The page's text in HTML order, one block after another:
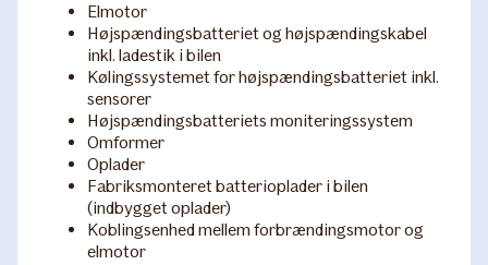
Elmotor
Højspændingsbatteriet og højspændingskabel
inkl. ladestik i bilen
Kølingssystemet for højspændingsbatteriet inkl.
sensorer
Højspændingsbatteriets moniteringssystem
Omformer
Oplader
Fabriksmonteret batterioplader i bilen
(indbygget oplader)
Koblingsenhed mellem forbrændingsmotor og
elmotor